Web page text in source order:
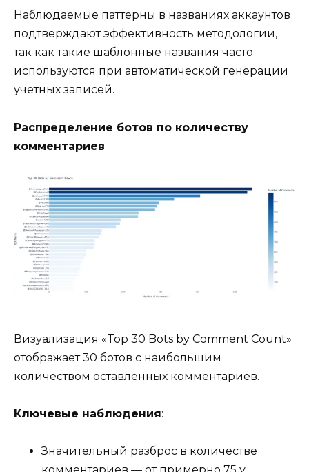
Наблюдаемые паттерны в названиях аккаунтов
подтверждают эффективность методологии,
так как такие шаблонные названия часто
используются при автоматической генерации
учетных записей.
Распределение ботов по количеству
комментариев
Визуализация «Top 30 Bots by Comment Count»
отображает 30 ботов с наибольшим
количеством оставленных комментариев.
Ключевые наблюдения:
Значительный разброс в количестве